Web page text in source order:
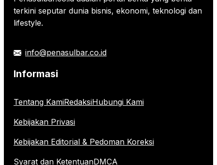
terkini seputar dunia bisnis, ekonomi, teknologi dan
lifestyle.
info@penasulbar.co.id
Informasi
Tentang KamiRedaksiHubungi Kami
Kebijakan Privasi
Kebijakan Editorial & Pedoman Koreksi
Syarat dan KetentuanDMCA